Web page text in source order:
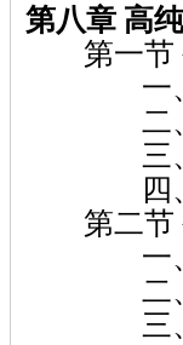
第八章 高
第一节
一、公
二、公
三、公
四、公
第二节
一、公
二、公
三、公